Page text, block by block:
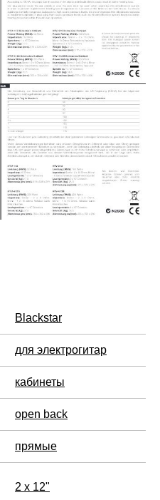
Blackstar
для электрогитар
кабинеты
open back
прямые
2 x 12"